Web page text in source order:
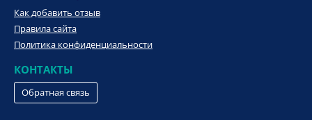
Как добавить отзыв
Правила сайта
Политика конфиденциальности
КОНТАКТЫ
Обратная связь